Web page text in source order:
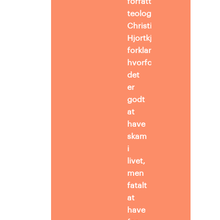
teologi
Christian
Hjortkjær
forklare,
hvorfor
det
er
godt
at
have
skam
i
livet,
men
fatalt
at
have